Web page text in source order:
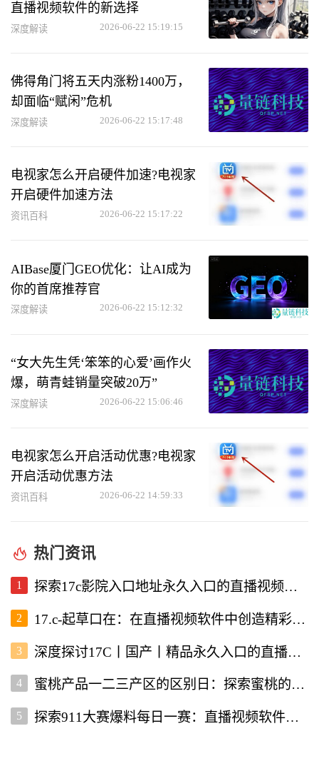
直播视频软件的新选择
深度解读 2026-06-22 15:19:15
佛得角门将五天内涨粉1400万，
却面临“赋闲”危机
深度解读 2026-06-22 15:17:48
电视家怎么开启硬件加速?电视家
开启硬件加速方法
资讯百科 2026-06-22 15:17:22
AIBase厦门GEO优化：让AI成为
你的首席推荐官
深度解读 2026-06-22 15:12:32
“女大先生凭‘笨笨的心爱’画作火
爆，萌青蛙销量突破20万”
深度解读 2026-06-22 15:06:46
电视家怎么开启活动优惠?电视家
开启活动优惠方法
资讯百科 2026-06-22 14:59:33
热门资讯
1 探索17c影院入口地址永久入口的直播视频软件使用体验
2 17.c-起草口在：在直播视频软件中创造精彩内容的新机遇
3 深度探讨17C丨国产丨精品永久入口的直播视频软件优势与特点
4 蜜桃产品一二三产区的区别日：探索蜜桃的多样性与价值
5 探索911大赛爆料每日一赛：直播视频软件为你带来的精彩赛事